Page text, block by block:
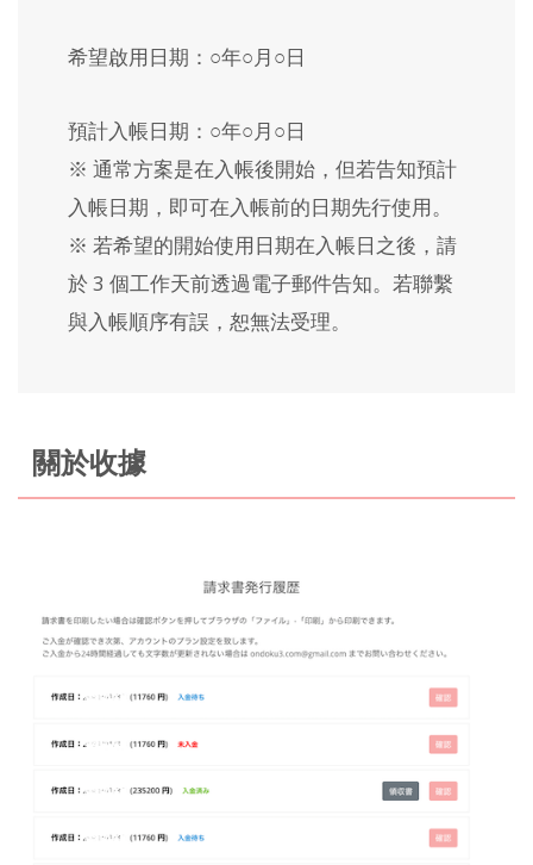
希望啟用日期：○年○月○日
預計入帳日期：○年○月○日
※ 通常方案是在入帳後開始，但若告知預計
入帳日期，即可在入帳前的日期先行使用。
※ 若希望的開始使用日期在入帳日之後，請
於 3 個工作天前透過電子郵件告知。若聯繫
與入帳順序有誤，恕無法受理。
關於收據